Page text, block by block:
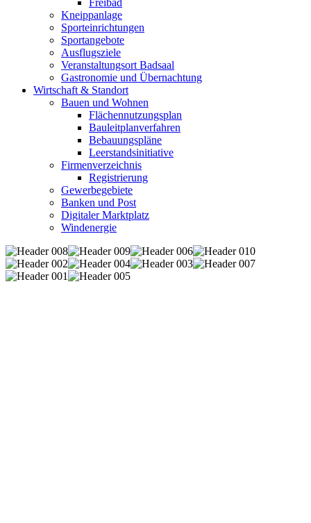
Freibad
Kneippanlage
Sporteinrichtungen
Sportangebote
Ausflugsziele
Veranstaltungsort Badsaal
Gastronomie und Übernachtung
Wirtschaft & Standort
Bauen und Wohnen
Flächennutzungsplan
Bauleitplanverfahren
Bebauungspläne
Leerstandsinitiative
Firmenverzeichnis
Registrierung
Gewerbegebiete
Banken und Post
Digitaler Marktplatz
Windenergie